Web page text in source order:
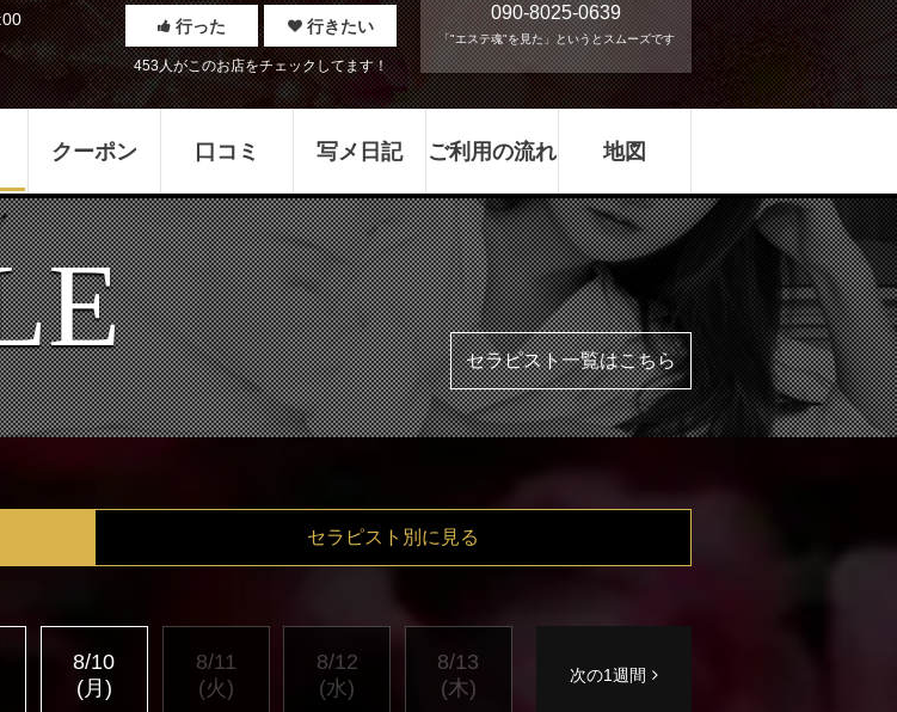
行った 行きたい
453人がこのお店をチェックしてます！
090-8025-0639
「"エステ魂"を見た」というとスムーズです
クーポン 口コミ 写メ日記 ご利用の流れ 地図
セラピスト一覧はこちら
セラピスト別に見る
8/10
(月)
8/11
(火)
8/12
(水)
8/13
(木)
次の1週間